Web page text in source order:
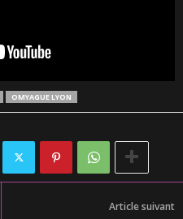
OMYAGUE LYON
Article suivant